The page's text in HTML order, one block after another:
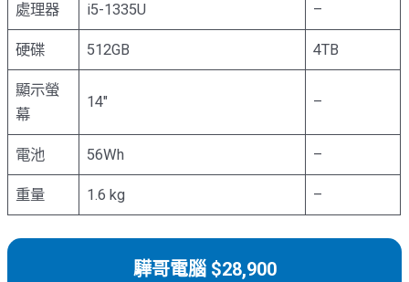
處理器 i5-1335U –
硬碟 512GB 4TB
顯示螢
幕
14″ –
電池 56Wh –
重量 1.6 kg –
驊哥電腦 $28,900